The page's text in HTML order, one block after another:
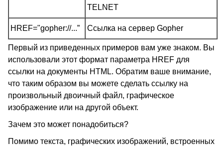
TELNET
HREF="gopher://...” Ссылка на сервер Gopher
Первый из приведенных примеров вам уже знаком. Вы
использовали этот формат параметра HREF для
ссылки на документы HTML. Обратим ваше внимание,
что таким образом вы можете сделать ссылку на
произвольный двоичный файл, графическое
изображение или на другой объект.
Зачем это может понадобиться?
Помимо текста, графических изображений, встроенных